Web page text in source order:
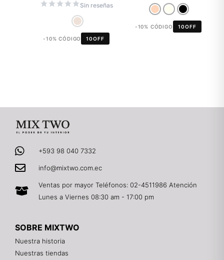
Sin reseñas
-10% CÓDIGO 10OFF
-10% CÓDIGO 10OFF
+593 98 040 7332
info@mixtwo.com.ec
Ventas por mayor Teléfonos: 02-4511986 Atención
Lunes a Viernes 08:30 am - 17:00 pm
SOBRE MIXTWO
Nuestra historia
Nuestras tiendas